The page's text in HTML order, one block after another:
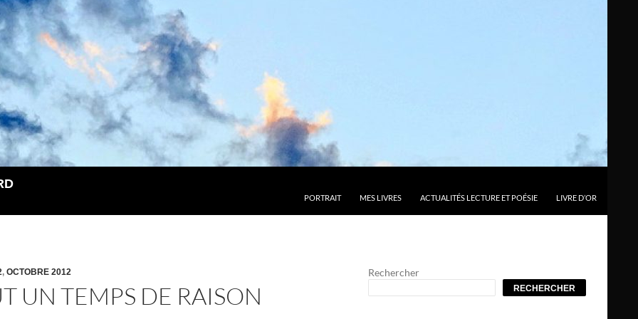
PORTRAIT MES LIVRES ACTUALITÉS LECTURE ET POÉSIE LIVRE D’OR
, OCTOBRE 2012
UN TEMPS DE RAISON
Rechercher
RECHERCHER